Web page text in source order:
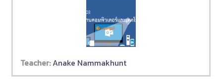
Teacher:Anake Nammakhunt